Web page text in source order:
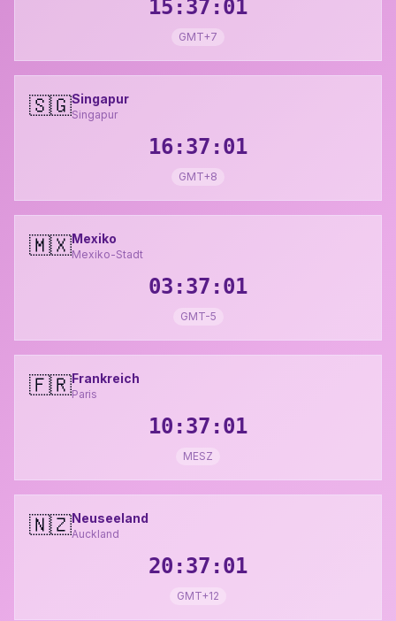
15:37:02
GMT+7
🇸🇬Singapur
Singapur
16:37:02
GMT+8
🇲🇽Mexiko
Mexiko-Stadt
03:37:02
GMT-5
🇫🇷Frankreich
Paris
10:37:02
MESZ
🇳🇿Neuseeland
Auckland
20:37:02
GMT+12